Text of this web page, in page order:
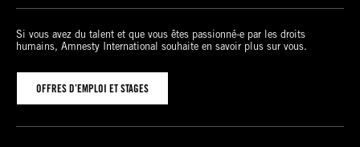
Si vous avez du talent et que vous êtes passionné-e par les droits
humains, Amnesty International souhaite en savoir plus sur vous.
OFFRES D’EMPLOI ET STAGES